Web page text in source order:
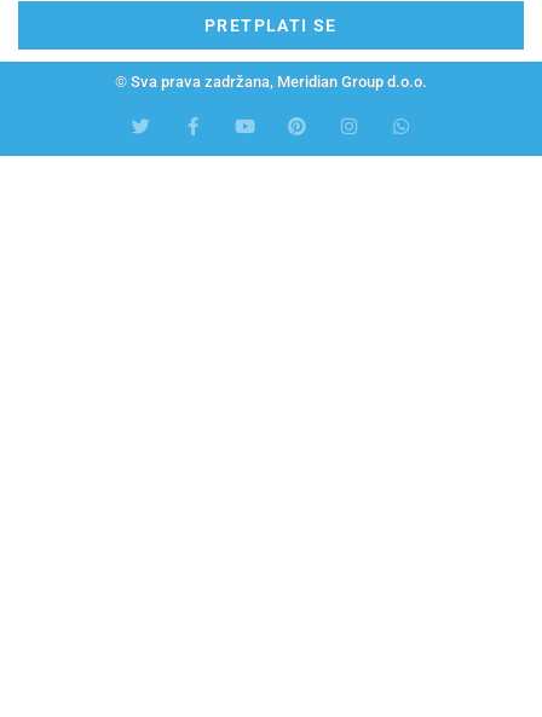
PRETPLATI SE
© Sva prava zadržana, Meridian Group d.o.o.